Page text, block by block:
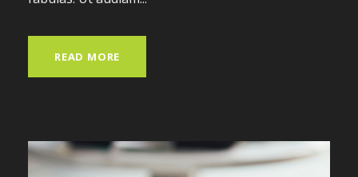
READ MORE